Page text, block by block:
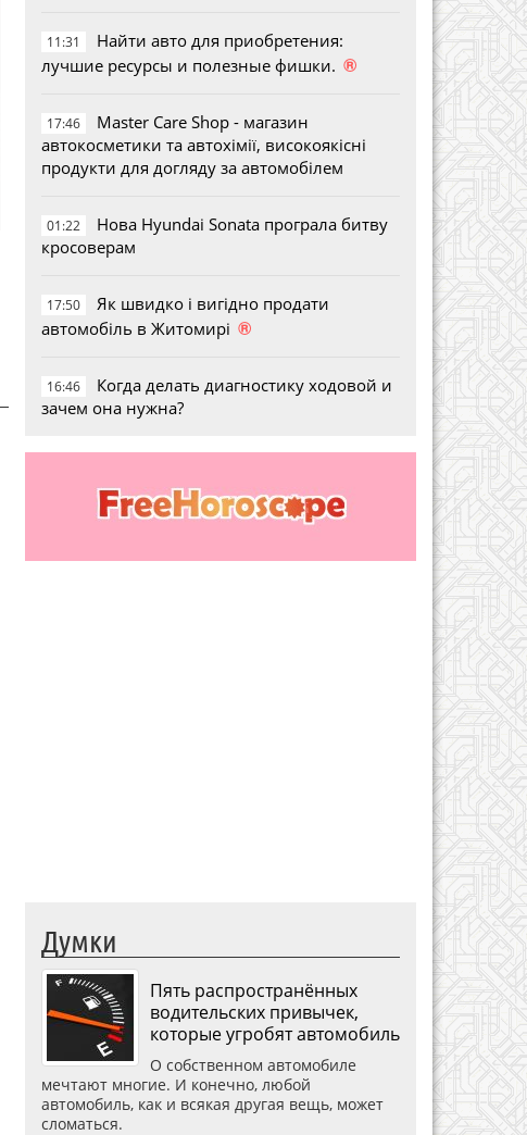
11:31
Найти авто для приобретения:
лучшие ресурсы и полезные фишки. ®
17:46
Master Care Shop - магазин
автокосметики та автохімії, високоякісні
продукти для догляду за автомобілем
01:22
Нова Hyundai Sonata програла битву
кросоверам
17:50
Як швидко і вигідно продати
автомобіль в Житомирі ®
16:46
Когда делать диагностику ходовой и
зачем она нужна?
Думки
Пять распространённых
водительских привычек,
которые угробят автомобиль
О собственном автомобиле
мечтают многие. И конечно, любой
автомобиль, как и всякая другая вещь, может
сломаться.